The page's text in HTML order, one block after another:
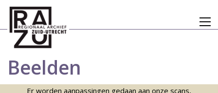
Beelden
Er worden aanpassingen gedaan aan onze scans,